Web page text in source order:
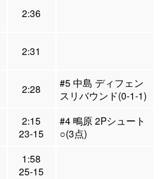
2:36
2:31
2:28
#5 中島 ディフェン
スリバウンド(0-1-1)
2:15
23-15
#4 鴫原 2Pシュート
○(3点)
1:58
25-15